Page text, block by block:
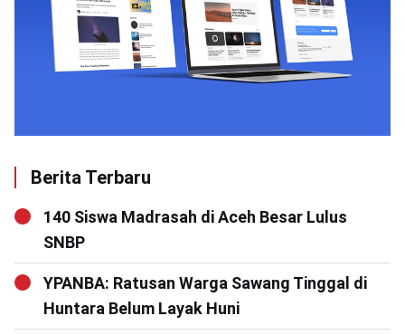
Berita Terbaru
140 Siswa Madrasah di Aceh Besar Lulus
SNBP
YPANBA: Ratusan Warga Sawang Tinggal di
Huntara Belum Layak Huni